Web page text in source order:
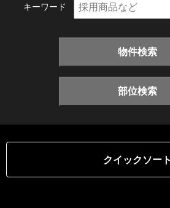
キーワード
物件検索
部位検索
クイックソート